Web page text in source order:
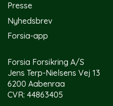
Presse
Nyhedsbrev
Forsia-app
Forsia Forsikring A/S
Jens Terp-Nielsens Vej 13
6200 Aabenraa
CVR: 44863405